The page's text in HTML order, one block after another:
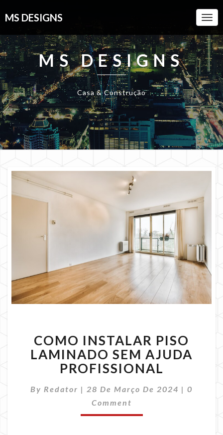
MS DESIGNS
MS DESIGNS
Casa & Construção
INSTALAR
PISO
LAMINADO
SEM
PROFISSIONAL
COMO INSTALAR PISO
LAMINADO SEM AJUDA
PROFISSIONAL
By Redator | 28 De Março De 2024 | 0
Comment